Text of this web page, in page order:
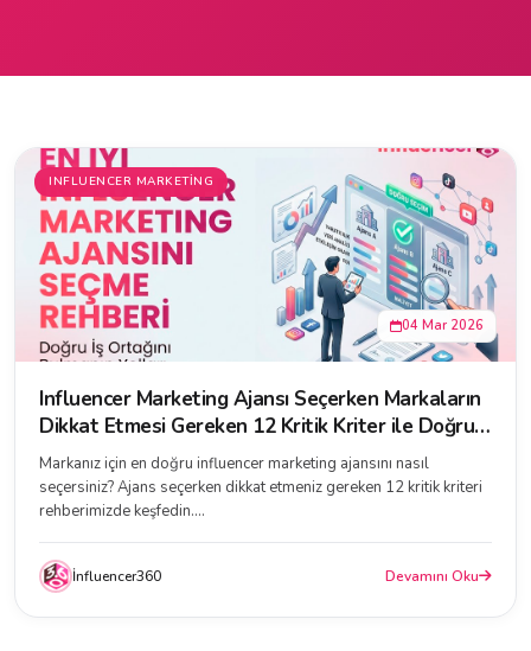
INFLUENCER MARKETING
04 Mar 2026
Influencer Marketing Ajansı Seçerken Markaların
Dikkat Etmesi Gereken 12 Kritik Kriter ile Doğru
Ajansı Bulun
Markanız için en doğru influencer marketing ajansını nasıl
seçersiniz? Ajans seçerken dikkat etmeniz gereken 12 kritik kriteri
rehberimizde keşfedin....
İnfluencer360 Devamını Oku